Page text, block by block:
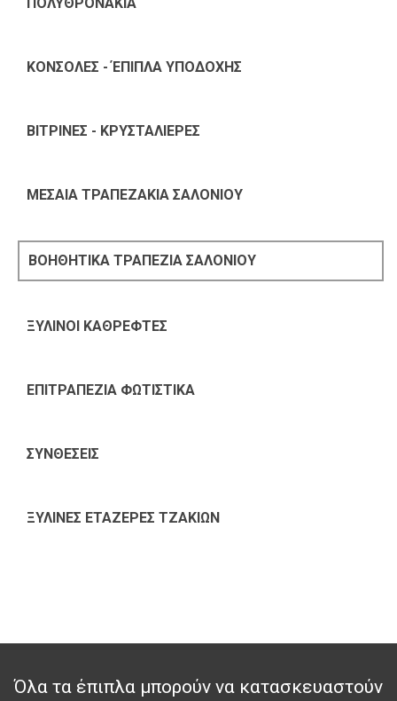
ΚΟΝΣΟΛΕΣ - ΈΠΙΠΛΑ ΥΠΟΔΟΧΗΣ
ΒΙΤΡΙΝΕΣ - ΚΡΥΣΤΑΛΙΕΡΕΣ
ΜΕΣΑΙΑ ΤΡΑΠΕΖΑΚΙΑ ΣΑΛΟΝΙΟΥ
ΒΟΗΘΗΤΙΚΑ ΤΡΑΠΕΖΙΑ ΣΑΛΟΝΙΟΥ
ΞΥΛΙΝΟΙ ΚΑΘΡΕΦΤΕΣ
ΕΠΙΤΡΑΠΕΖΙΑ ΦΩΤΙΣΤΙΚΑ
ΣΥΝΘΕΣΕΙΣ
ΞΥΛΙΝΕΣ ΕΤΑΖΕΡΕΣ ΤΖΑΚΙΩΝ
Όλα τα έπιπλα μπορούν να κατασκευαστούν